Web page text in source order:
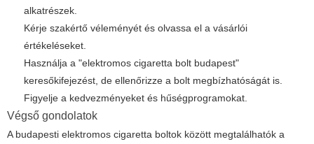
alkatrészek.
Kérje szakértő véleményét és olvassa el a vásárlói
értékeléseket.
Használja a "elektromos cigaretta bolt budapest"
keresőkifejezést, de ellenőrizze a bolt megbízhatóságát is.
Figyelje a kedvezményeket és hűségprogramokat.
Végső gondolatok
A budapesti elektromos cigaretta boltok között megtalálhatók a